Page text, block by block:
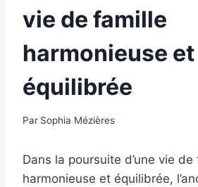
vie de famille
harmonieuse et
équilibrée
Par Sophia Mézières
Dans la poursuite d’une vie de
harmonieuse et équilibrée,